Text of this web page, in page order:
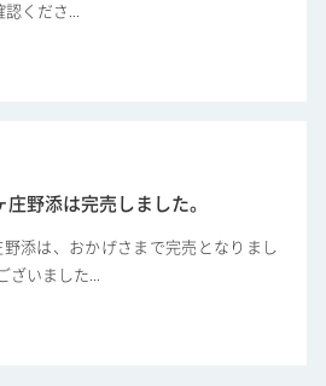
認くださ...
庄野添は完売しました。
野添は、おかげさまで完売となりまし
ざいました...